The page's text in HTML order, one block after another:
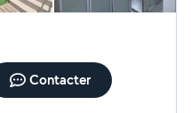
Contacter